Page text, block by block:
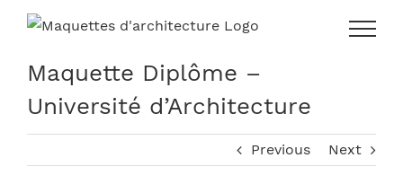
Skip
contentMaquette Diplôme –
Université d’Architecture
Previous Next